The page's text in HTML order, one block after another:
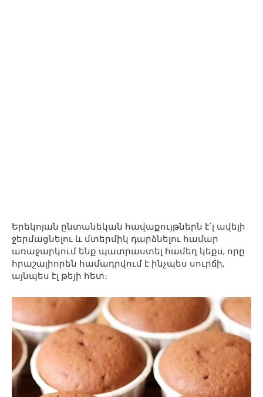
Երեկոյան ընտանեկան հավաքույթներն է՛լ ավելի
ջերմացնելու և մտերմիկ դարձնելու համար
առաջարկում ենք պատրաստել համեղ կեքս, որը
հրաշալիորեն համադրվում է ինչպես սուրճի,
այնպես էլ թեյի հետ։